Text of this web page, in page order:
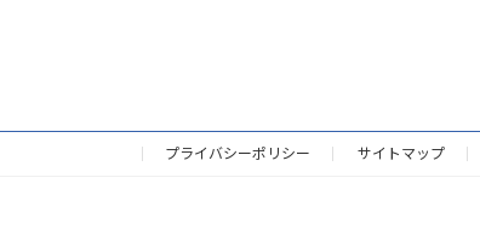
プライバシーポリシー サイトマップ